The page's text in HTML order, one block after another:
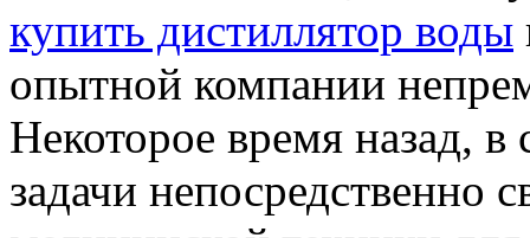
купить дистиллятор воды
опытной компании
Некоторое время назад,
задачи непосредственно